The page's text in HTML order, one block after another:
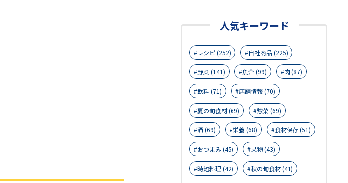
人気キーワード
レシピ (252) 自社商品 (225)
野菜 (141) 魚介 (99) 肉 (87)
飲料 (71) 店舗情報 (70)
夏の旬食材 (69) 惣菜 (69)
酒 (69) 栄養 (68) 食材保存 (51)
おつまみ (45) 果物 (43)
時短料理 (42) 秋の旬食材 (41)